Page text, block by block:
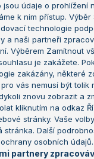
French Open
Wimbledon
US Open
Turnaj mistrů
Turnaj mistryň
jsou údaje o prohlížení
k nim přístup. Výběr
technologie
a naši partneři
Výběrem Zamítnout
je zakážete.
zakázány, některé
vás nemusí být tolik
znovu zobrazit a
kliknutím na odkaz
stránky. Vaše
stránka. Další
osobních údajů.
partnery